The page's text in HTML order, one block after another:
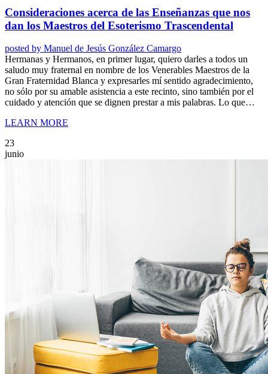
Consideraciones acerca de las Enseñanzas que nos
dan los Maestros del Esoterismo Trascendental
posted by Manuel de Jesús González Camargo
Hermanas y Hermanos, en primer lugar, quiero darles a todos un
saludo muy fraternal en nombre de los Venerables Maestros de la
Gran Fraternidad Blanca y expresarles mí sentido agradecimiento,
no sólo por su amable asistencia a este recinto, sino también por el
cuidado y atención que se dignen prestar a mis palabras. Lo que…
LEARN MORE
23
junio